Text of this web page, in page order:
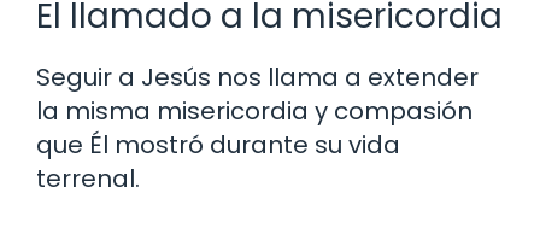
El llamado a la misericordia
Seguir a Jesús nos llama a extender
la misma misericordia y compasión
que Él mostró durante su vida
terrenal.